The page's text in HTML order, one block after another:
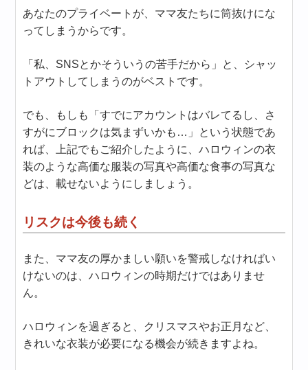
あなたのプライベートが、ママ友たちに筒抜けにな
ってしまうからです。
「私、SNSとかそういうの苦手だから」と、シャッ
トアウトしてしまうのがベストです。
でも、もしも「すでにアカウントはバレてるし、さ
すがにブロックは気まずいかも…」という状態であ
れば、上記でもご紹介したように、ハロウィンの衣
装のような高価な服装の写真や高価な食事の写真な
どは、載せないようにしましょう。
リスクは今後も続く
また、ママ友の厚かましい願いを警戒しなければい
けないのは、ハロウィンの時期だけではありませ
ん。
ハロウィンを過ぎると、クリスマスやお正月など、
きれいな衣装が必要になる機会が続きますよね。